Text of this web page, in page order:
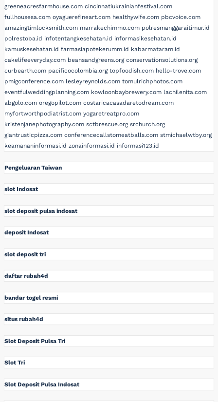
greeneacresfarmhouse.com cincinnatiukrainianfestival.com
fullhousesa.com oyaguerefineart.com healthywife.com pbcvoice.com
amazingtimlocksmith.com marrakechimmo.com polresmanggaraitimur.id
polrestoba.id infotentangkesehatan.id informasikesehatan.id
kamuskesehatan.id farmasiapotekerumm.id kabarmataram.id
cakelifeeveryday.com beansandgreens.org conservationsolutions.org
curbearth.com pacificocolombia.org topfoodish.com hello-trove.com
pmigconference.com lesleyreynolds.com tomulrichphotos.com
eventfulweddingplanning.com kowloonbaybrewery.com lachilenita.com
abgolo.com oregopilot.com costaricacasadaretodream.com
myfortworthpodiatrist.com yogaretreatpro.com
kristenjanephotography.com sctbrescue.org srchurch.org
giantrusticpizza.com conferencecallstomeatballs.com stmichaelwtby.org
keamananinformasi.id zonainformasi.id informasi123.id
Pengeluaran Taiwan
slot Indosat
slot deposit pulsa indosat
deposit Indosat
slot deposit tri
daftar rubah4d
bandar togel resmi
situs rubah4d
Slot Deposit Pulsa Tri
Slot Tri
Slot Deposit Pulsa Indosat